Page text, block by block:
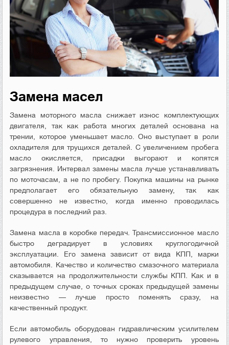
Замена масел
Замена моторного масла снижает износ комплектующих
двигателя, так как работа многих деталей основана на
трении, которое уменьшает масло. Оно выступает в роли
охладителя для трущихся деталей. С увеличением пробега
масло окисляется, присадки выгорают и копятся
загрязнения. Интервал замены масла лучше устанавливать
по моточасам, а не по пробегу. Покупка машины на рынке
предполагает его обязательную замену, так как
совершенно не известно, когда именно проводилась
процедура в последний раз.
Замена масла в коробке передач. Трансмиссионное масло
быстро деградирует в условиях круглогодичной
эксплуатации. Его замена зависит от вида КПП, марки
автомобиля. Качество и количество смазочного материала
сказывается на продолжительности службы КПП. Как и в
предыдущем случае, о точных сроках предыдущей замены
неизвестно — лучше просто поменять сразу, на
качественный продукт.
Если автомобиль оборудован гидравлическим усилителем
рулевого управления, то нужно проверить уровень